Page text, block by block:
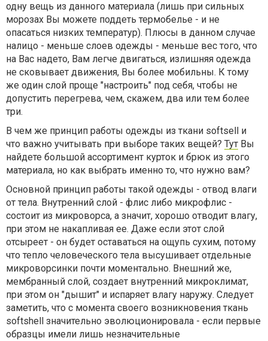
одну вещь из данного материала (лишь при сильных
морозах Вы можете поддеть термобелье - и не
опасаться низких температур). Плюсы в данном случае
налицо - меньше слоев одежды - меньше вес того, что
на Вас надето, Вам легче двигаться, излишняя одежда
не сковывает движения, Вы более мобильны. К тому
же один слой проще "настроить" под себя, чтобы не
допустить перегрева, чем, скажем, два или тем более
три.
В чем же принцип работы одежды из ткани softsell и
что важно учитывать при выборе таких вещей? Тут Вы
найдете большой ассортимент курток и брюк из этого
материала, но как выбрать именно то, что нужно вам?
Основной принцип работы такой одежды - отвод влаги
от тела. Внутренний слой - флис либо микрофлис -
состоит из микроворса, а значит, хорошо отводит влагу,
при этом не накапливая ее. Даже если этот слой
отсыреет - он будет оставаться на ощупь сухим, потому
что тепло человеческого тела высушивает отдельные
микроворсинки почти моментально. Внешний же,
мембранный слой, создает внутренний микроклимат,
при этом он "дышит" и испаряет влагу наружу. Следует
заметить, что с момента своего возникновения ткань
softshell значительно эволюционировала - если первые
образцы имели лишь незначительные